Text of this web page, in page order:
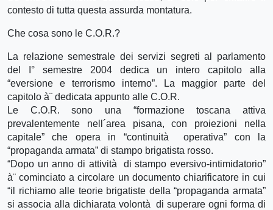
contesto di tutta questa assurda montatura.
Che cosa sono le C.O.R.?
La relazione semestrale dei servizi segreti al parlamento
del I° semestre 2004 dedica un intero capitolo alla
“eversione e terrorismo interno”. La maggior parte del
capitolo à¨ dedicata appunto alle C.O.R.
Le C.O.R. sono una “formazione toscana attiva
prevalentemente nell´area pisana, con proiezioni nella
capitale” che opera in “continuità operativa” con la
“propaganda armata” di stampo brigatista rosso.
“Dopo un anno di attività di stampo eversivo-intimidatorio”
à¨ cominciato a circolare un documento chiarificatore in cui
“il richiamo alle teorie brigatiste della “propaganda armata”
si associa alla dichiarata volontà di superare ogni forma di